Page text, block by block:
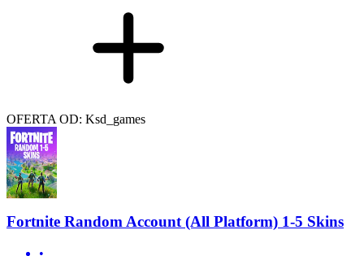
OFERTA OD: Ksd_games
Fortnite Random Account (All Platform) 1-5 Skins